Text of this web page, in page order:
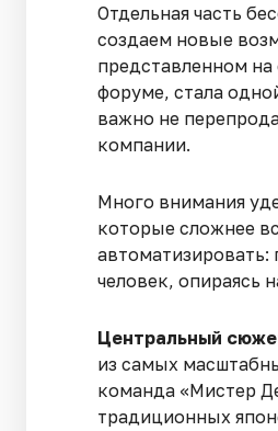
Отдельная часть
создаем новые
представленном
форуме, стала
важно не
компании.
Много внимания
которые сложнее
человек, опираясь
Центральный
из самых
команда «Мистер
традиционных